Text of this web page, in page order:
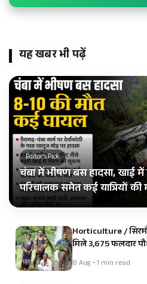
यह खबर भी पढ़ें
Editor's Pick
चंबा में भीषण बस हादसा, खाई में
परिचालक समेत कई यात्रियों
Horticulture /
मिले 3,675 फलदार
8 Aug • 1 min read